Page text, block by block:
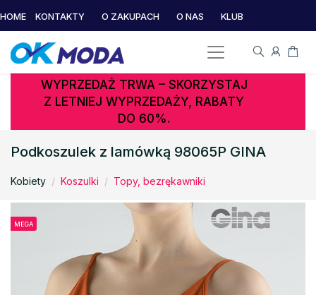
HOME KONTAKTY O ZAKUPACH O NAS KLUB
WYPRZEDAŻ TRWA – SKORZYSTAJ
Z LETNIEJ WYPRZEDAŻY, RABATY
DO 60%.
Podkoszulek z lamówką 98065P GINA
Kobiety Koszulki Topy, bezrękawniki
MEGA